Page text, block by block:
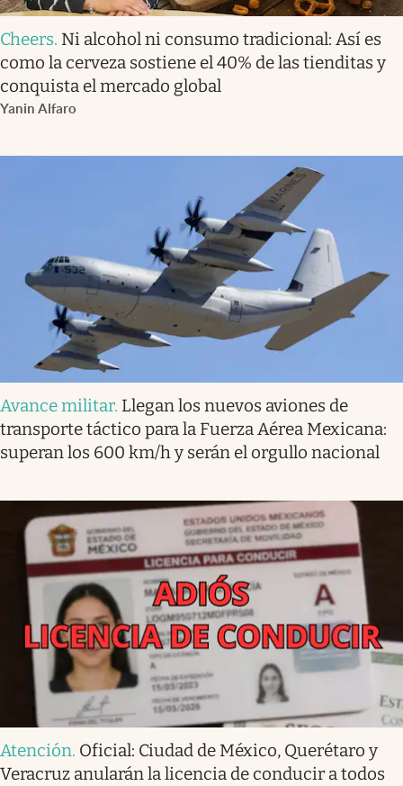
Cheers. Ni alcohol ni consumo tradicional: Así es
como la cerveza sostiene el 40% de las tienditas y
conquista el mercado global
Yanin Alfaro
Avance militar. Llegan los nuevos aviones de
transporte táctico para la Fuerza Aérea Mexicana:
superan los 600 km/h y serán el orgullo nacional
Atención. Oficial: Ciudad de México, Querétaro y
Veracruz anularán la licencia de conducir a todos